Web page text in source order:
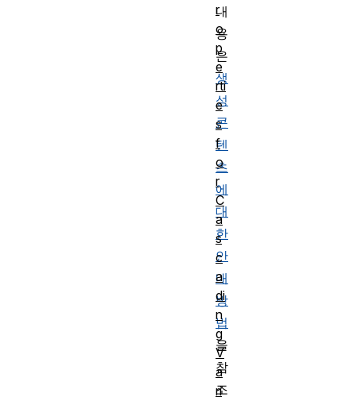
내
용
은
생
성
콘
텐
츠
에
대
한
안
내
방
법
을
참
조
r
o
p
e
rti
e
s
f
o
r
C
a
s
c
a
di
n
g
V
a
ri